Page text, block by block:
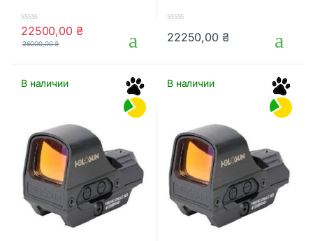
0
o
f
5
22500,00 ₴
26000,00₴
o
f
5
22250,00 ₴
В наличии В наличии